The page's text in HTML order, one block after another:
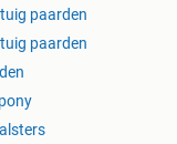
paarden
paarden